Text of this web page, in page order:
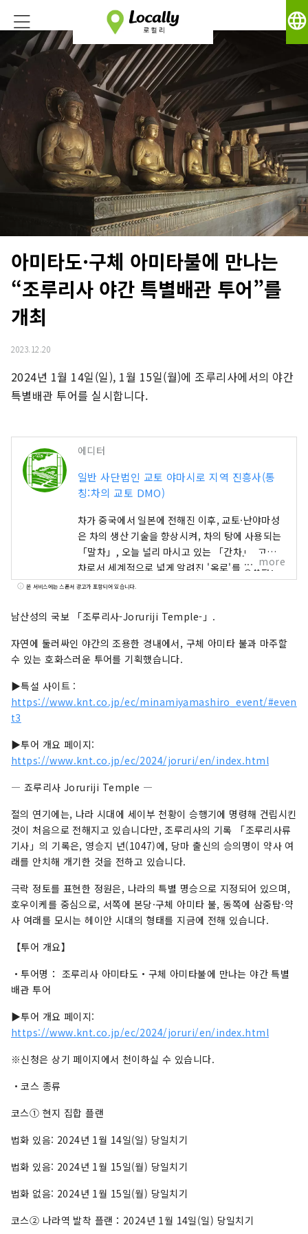
language
아미타도·구체 아미타불에 만나는
“조루리사 야간 특별배관 투어”를
개최
2023.12.20
2024년 1월 14일(일), 1월 15일(월)에 조루리사에서의 야간
특별배관 투어를 실시합니다.
에디터
일반 사단법인 교토 야마시로 지역 진흥사(통
칭:차의 교토 DMO)
차가 중국에서 일본에 전해진 이후, 교토·난야마성
은 차의 생산 기술을 향상시켜, 차의 탕에 사용되는
「말차」, 오늘 널리 마시고 있는 「간차」, 고급
차로서 세계적으로 넓게 알려진 '옥로'를 낳았다.
이 지역은, 약 800년간에 걸쳐 최고급의 다종다양
등, 일본의 카페 문화의 전개를 생산, 제차면에서 리
의 경관을 남기면서 지금에 전하는 독특하고 아름
다운 차밭, 차 도매상, 차 축제 등의 대표예가 우량
more
본 서비스에는 스폰서 광고가 포함되어 있습니다.
남산성의 국보 「조루리사-Joruriji Temple-」.
자연에 둘러싸인 야간의 조용한 경내에서, 구체 아미타 불과 마주할
수 있는 호화스러운 투어를 기획했습니다.
▶특설 사이트 :
https://www.knt.co.jp/ec/minamiyamashiro_event/#even
t3
▶투어 개요 페이지:
https://www.knt.co.jp/ec/2024/joruri/en/index.html
― 죠루리사 Joruriji Temple ―
절의 연기에는, 나라 시대에 세이부 천황이 승행기에 명령해 건립시킨
것이 처음으로 전해지고 있습니다만, 조루리사의 기록 「조루리사류
기사」의 기록은, 영승지 년(1047)에, 당마 출신의 승의명이 약사 여
래를 안치해 개기한 것을 전하고 있습니다.
극락 정토를 표현한 정원은, 나라의 특별 명승으로 지정되어 있으며,
호우이케를 중심으로, 서쪽에 본당·구체 아미타 불, 동쪽에 삼중탑·약
사 여래를 모시는 헤이안 시대의 형태를 지금에 전해 있습니다.
【투어 개요】
・투어명： ​​조루리사 아미타도・구체 아미타불에 만나는 야간 특별
배관 투어
▶투어 개요 페이지:
https://www.knt.co.jp/ec/2024/joruri/en/index.html
※신청은 상기 페이지에서 천이하실 수 있습니다.
・코스 종류
코스① 현지 집합 플랜
법화 있음: 2024년 1월 14일(일) 당일치기
법화 있음: 2024년 1월 15일(월) 당일치기
법화 없음: 2024년 1월 15일(월) 당일치기
코스② 나라역 발착 플랜：2024년 1월 14일(일) 당일치기